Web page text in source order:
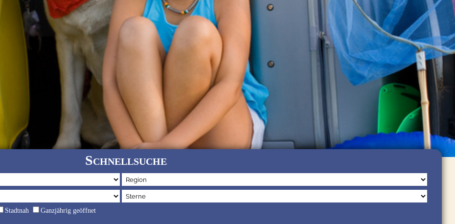
Schnellsuche
Stadtnah
Ganzjährig geöffnet